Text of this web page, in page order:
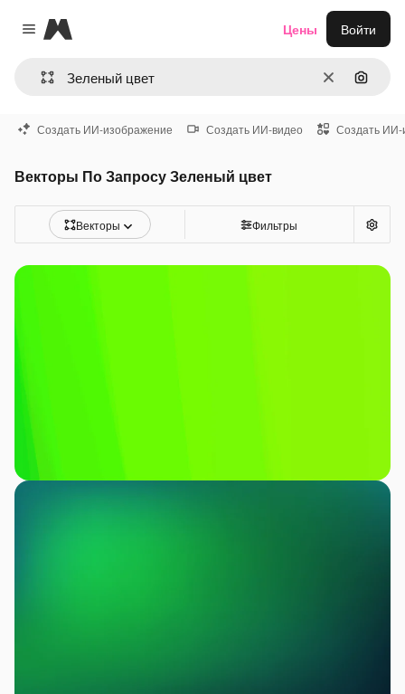
Close menu
Magnific
ОчиститьПоиск
Цены Войти
Создать ИИ-изображение Создать ИИ-видео Создать ИИ-
Векторы По Запросу Зеленый цвет
Векторы Фильтры